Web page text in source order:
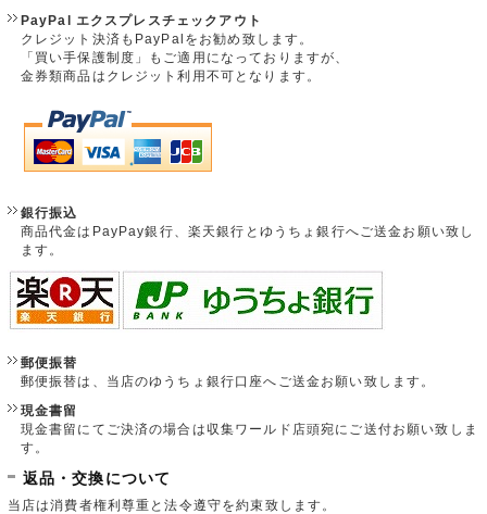
PayPal エクスプレスチェックアウト
クレジット決済もPayPalをお勧め致します。
「買い手保護制度」もご適用になっておりますが、
金券類商品はクレジット利用不可となります。
銀行振込
商品代金はPayPay銀行、楽天銀行とゆうちょ銀行へご送金お願い致し
ます。
郵便振替
郵便振替は、当店のゆうちょ銀行口座へご送金お願い致します。
現金書留
現金書留にてご決済の場合は収集ワールド店頭宛にご送付お願い致しま
す。
返品・交換について
当店は消費者権利尊重と法令遵守を約束致します。